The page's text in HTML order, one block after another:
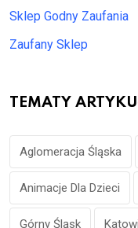
Sklep Godny Zaufania
Zaufany Sklep
TEMATY
Aglomeracja Śląska
Animacje Dla Dzieci
Górny Śląsk